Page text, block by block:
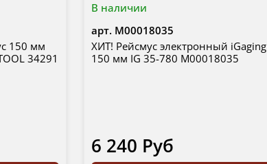
150 мм
34291
В наличии
арт. М00018035
ХИТ! Рейсмус электронный iGaging
150 мм IG 35-780 М00018035
6 240 Руб